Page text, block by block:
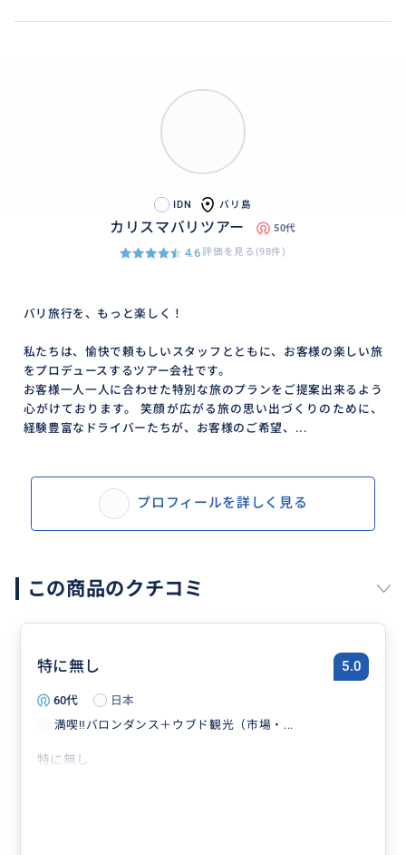
IDN バリ島
カリスマバリツアー 50代
4.6評価を見る(98件)
バリ旅行を、もっと楽しく！
私たちは、愉快で頼もしいスタッフとともに、お客様の楽しい旅
をプロデュースするツアー会社です。
お客様一人一人に合わせた特別な旅のプランをご提案出来るよう
心がけております。 笑顔が広がる旅の思い出づくりのために、
経験豊富なドライバーたちが、お客様のご希望、...
プロフィールを詳しく見る
この商品のクチコミ
特に無し 5.0
60代
日本
満喫‼️バロンダンス＋ウブド観光（市場・...
特に無し